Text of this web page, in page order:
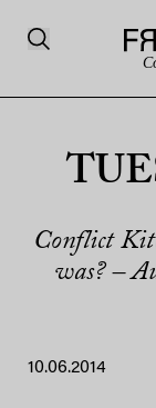
Conflict
was? –
10.06.2014